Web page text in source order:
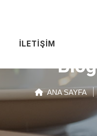
İLETIŞIM
Blog
ANA SAYFA